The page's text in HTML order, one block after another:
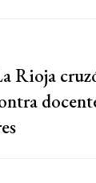
Rioja